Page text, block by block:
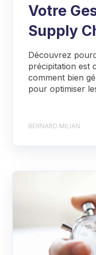
Votre
Supply
Découvrez
précipitation est
comment bien
pour optimiser
BERNARD MILIAN